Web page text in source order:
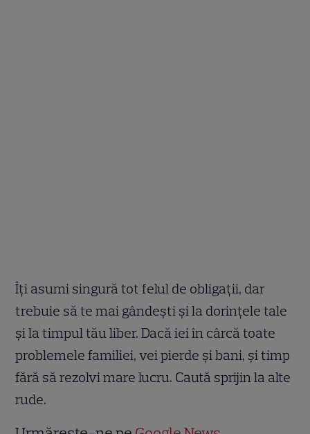
Îţi asumi singură tot felul de obligaţii, dar
trebuie săte mai gândești și la dorințele tale
șila timpul tău liber.Dacă iei în cârcă toate
problemele familiei, vei pierde şi bani, şi timp
fără să rezolvi mare lucru. Caută sprijin la alte
rude.